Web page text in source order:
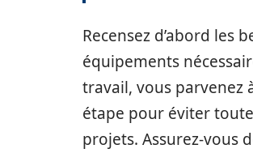
Recensez d’abord les
équipements
travail, vous parvenez
étape pour éviter
projets. Assurez-vous